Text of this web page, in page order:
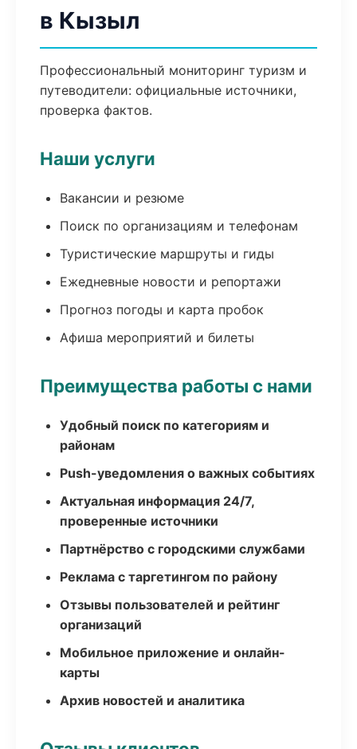
в Кызыл
Профессиональный мониторинг туризм и
путеводители: официальные источники,
проверка фактов.
Наши услуги
Вакансии и резюме
Поиск по организациям и телефонам
Туристические маршруты и гиды
Ежедневные новости и репортажи
Прогноз погоды и карта пробок
Афиша мероприятий и билеты
Преимущества работы с нами
Удобный поиск по категориям и
районам
Push-уведомления о важных событиях
Актуальная информация 24/7,
проверенные источники
Партнёрство с городскими службами
Реклама с таргетингом по району
Отзывы пользователей и рейтинг
организаций
Мобильное приложение и онлайн-
карты
Архив новостей и аналитика